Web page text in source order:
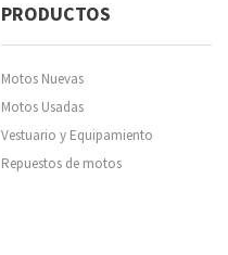
PRODUCTOS
Motos Nuevas
Motos Usadas
Vestuario y Equipamiento
Repuestos de motos